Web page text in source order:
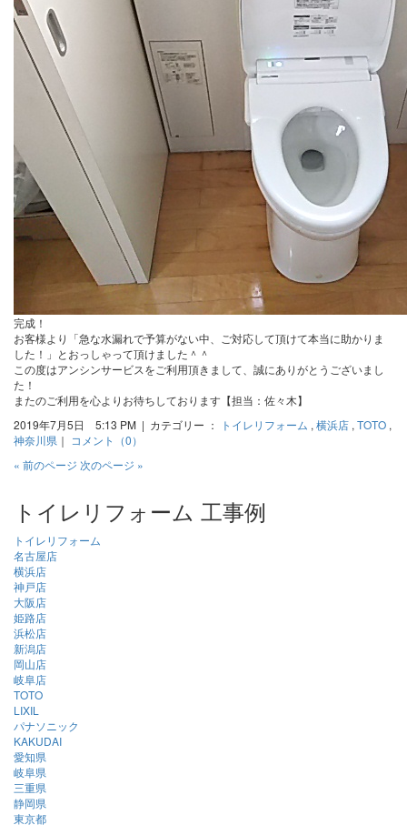
完成！
お客様より「急な水漏れで予算がない中、ご対応して頂けて本当に助かりま
した！」とおっしゃって頂けました＾＾
この度はアンシンサービスをご利用頂きまして、誠にありがとうございまし
た！
またのご利用を心よりお待ちしております【担当：佐々木】
2019年7月5日 5:13 PM | カテゴリー ：
トイレリフォーム ,横浜店 ,TOTO ,
神奈川県 ｜ コメント（0）
« 前のページ 次のページ »
トイレリフォーム 工事例
トイレリフォーム
名古屋店
横浜店
神戸店
大阪店
姫路店
浜松店
新潟店
岡山店
岐阜店
TOTO
LIXIL
パナソニック
KAKUDAI
愛知県
岐阜県
三重県
静岡県
東京都